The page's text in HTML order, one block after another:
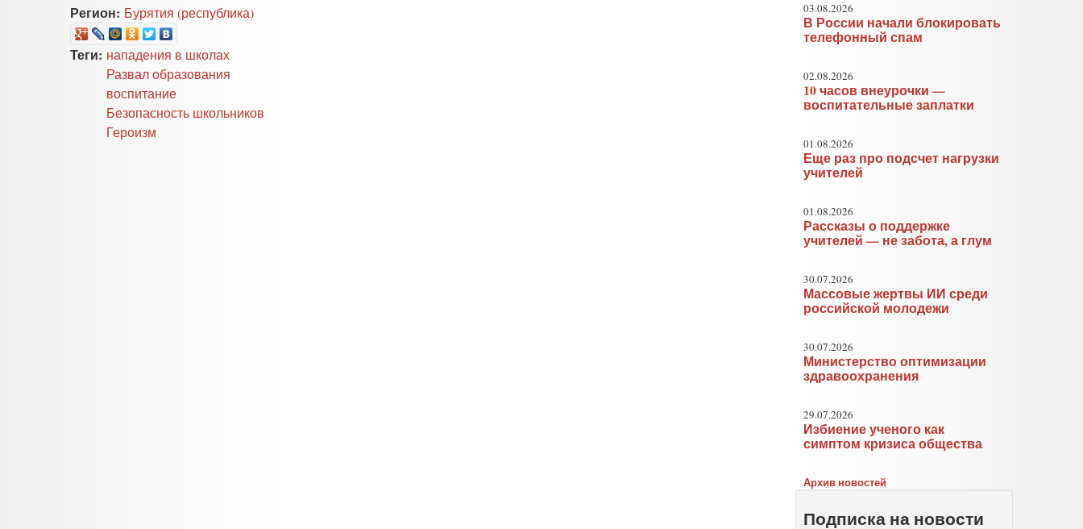
Регион: Бурятия (республика)
Теги: нападения в школах
Развал образования
воспитание
Безопасность школьников
Героизм
03.08.2026
В России начали блокировать
телефонный спам
02.08.2026
10 часов внеурочки —
воспитательные заплатки
01.08.2026
Еще раз про подсчет нагрузки
учителей
01.08.2026
Рассказы о поддержке
учителей — не забота, а глум
30.07.2026
Массовые жертвы ИИ среди
российской молодежи
30.07.2026
Министерство оптимизации
здравоохранения
29.07.2026
Избиение ученого как
симптом кризиса общества
Архив новостей
Подписка на новости